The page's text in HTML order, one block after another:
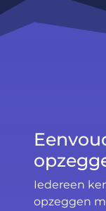
Iedereen
opzeggen